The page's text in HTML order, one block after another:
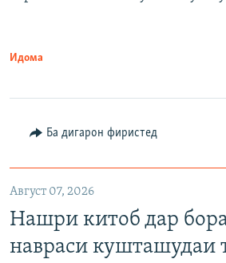
Идома
Ба дигарон фиристед
Август 07, 2026
Нашри китоб дар
навраси кушташудаи